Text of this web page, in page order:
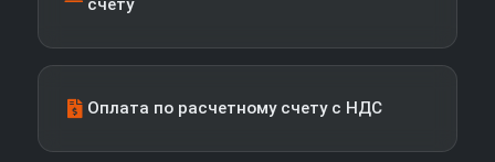
счету
Оплата по расчетному счету с НДС